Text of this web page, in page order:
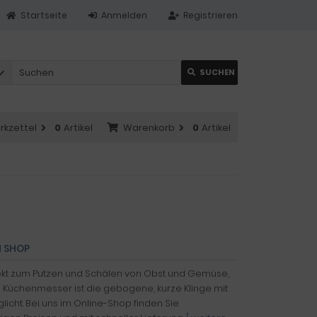
Registrieren
Anmelden
Startseite
SUCHEN
Warenkorb 0 Artikel
0 Artikel
SHOP
zum Putzen und Schälen von Obst und Gemüse,
ist die gebogene, kurze Klinge mit
Bei uns im Online-Shop finden Sie